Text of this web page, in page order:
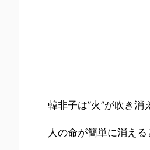
韓非子は”火”が吹き消
人の命が簡単に消え